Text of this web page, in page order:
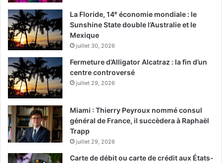
La Floride, 14ᵉ économie mondiale : le
Sunshine State double l’Australie et le
Mexique
juillet 30, 2026
Fermeture d’Alligator Alcatraz : la fin d’un
centre controversé
juillet 29, 2026
Miami : Thierry Peyroux nommé consul
général de France, il succèdera à Raphaël
Trapp
juillet 29, 2026
Carte de débit ou carte de crédit aux États-